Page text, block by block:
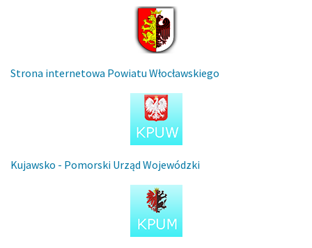
Strona internetowa Powiatu Włocławskiego
Kujawsko - Pomorski Urząd Wojewódzki